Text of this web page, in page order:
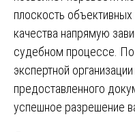
плоскость
качества напрямую
судебном процессе.
экспертной
предоставленного
успешное разрешение